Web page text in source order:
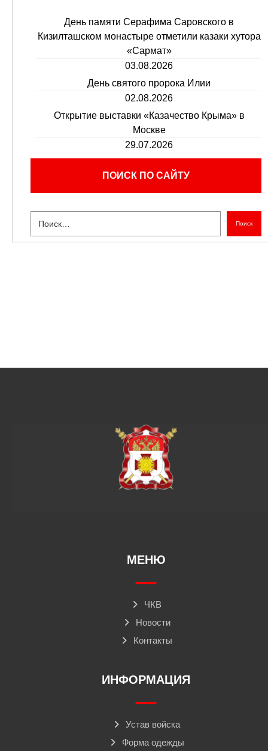
День памяти Серафима Саровского в
Кизилташском монастыре отметили казаки хутора
«Сармат»
03.08.2026
День святого пророка Илии
02.08.2026
Открытие выставки «Казачество Крыма» в
Москве
29.07.2026
ПОИСК ПО САЙТУ
Поиск
МЕНЮ
ЧКВ
Новости
Контакты
ИНФОРМАЦИЯ
Устав войска
Форма одежды